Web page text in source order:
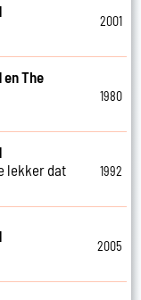
2001
en The
1980
lekker dat
1992
2005